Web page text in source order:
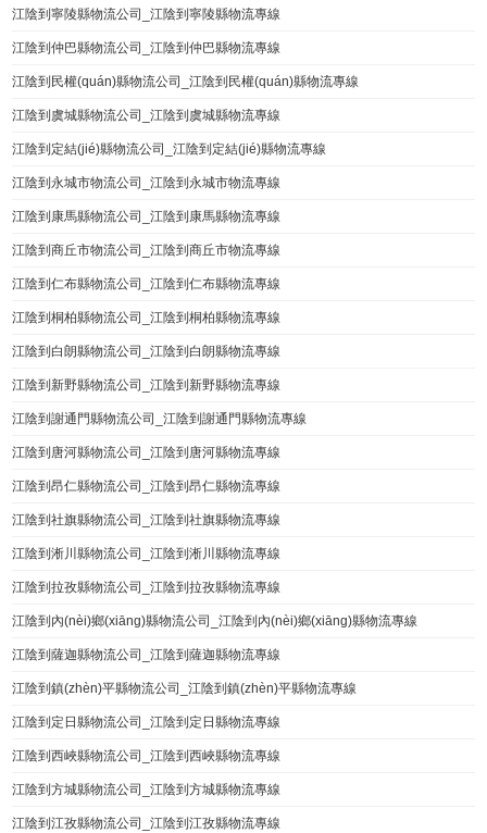
江陰到寧陵縣物流公司_江陰到寧陵縣物流專線
江陰到仲巴縣物流公司_江陰到仲巴縣物流專線
江陰到民權(quán)縣物流公司_江陰到民權(quán)縣物流專線
江陰到虞城縣物流公司_江陰到虞城縣物流專線
江陰到定結(jié)縣物流公司_江陰到定結(jié)縣物流專線
江陰到永城市物流公司_江陰到永城市物流專線
江陰到康馬縣物流公司_江陰到康馬縣物流專線
江陰到商丘市物流公司_江陰到商丘市物流專線
江陰到仁布縣物流公司_江陰到仁布縣物流專線
江陰到桐柏縣物流公司_江陰到桐柏縣物流專線
江陰到白朗縣物流公司_江陰到白朗縣物流專線
江陰到新野縣物流公司_江陰到新野縣物流專線
江陰到謝通門縣物流公司_江陰到謝通門縣物流專線
江陰到唐河縣物流公司_江陰到唐河縣物流專線
江陰到昂仁縣物流公司_江陰到昂仁縣物流專線
江陰到社旗縣物流公司_江陰到社旗縣物流專線
江陰到淅川縣物流公司_江陰到淅川縣物流專線
江陰到拉孜縣物流公司_江陰到拉孜縣物流專線
江陰到內(nèi)鄉(xiāng)縣物流公司_江陰到內(nèi)鄉(xiāng)縣物流專線
江陰到薩迦縣物流公司_江陰到薩迦縣物流專線
江陰到鎮(zhèn)平縣物流公司_江陰到鎮(zhèn)平縣物流專線
江陰到定日縣物流公司_江陰到定日縣物流專線
江陰到西峽縣物流公司_江陰到西峽縣物流專線
江陰到方城縣物流公司_江陰到方城縣物流專線
江陰到江孜縣物流公司_江陰到江孜縣物流專線